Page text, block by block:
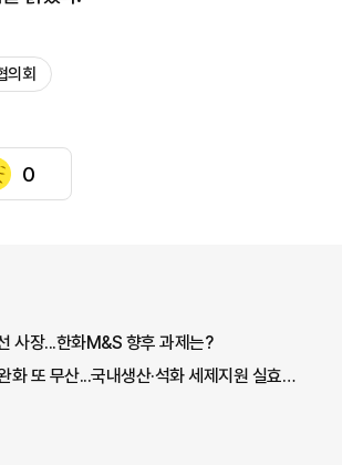
의회
0
사장...한화M&S 향후 과제는?
[2026 세제개편안] 재계 숙원 상속세율 완화 또 무산...국내생산·석화 세제지원 실효성 의문